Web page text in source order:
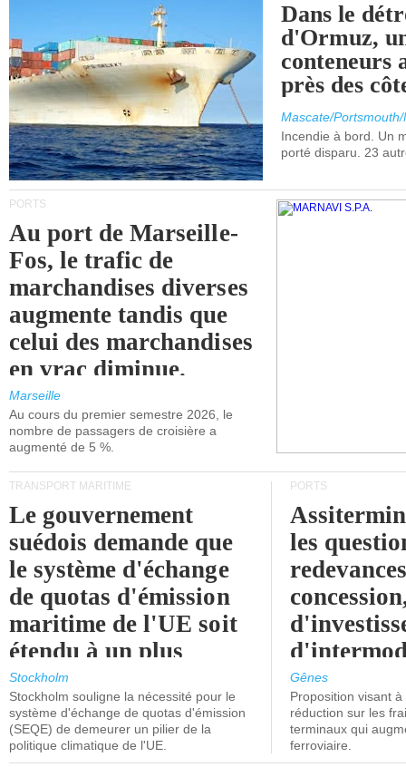
Dans le
d'Ormuz,
conteneurs
près des
Mascate/
Incendie à bord. Un
porté disparu. 23
PORTS
Au port de Marseille-
Fos, le trafic de
marchandises diverses
augmente tandis que
celui des marchandises
en vrac diminue.
Marseille
Au cours du premier semestre 2026, le
nombre de passagers de croisière a
augmenté de 5 %.
TRANSPORT MARITIME
Le gouvernement
suédois demande que
le système d'échange
de quotas d'émission
maritime de l'UE soit
étendu à un plus
grand nombre de
navires.
Stockholm
Stockholm souligne la nécessité pour le
système d'échange de quotas d'émission
(SEQE) de demeurer un pilier de la
politique climatique de l'UE.
PORTS
les
l'attention
politiciens.
Gênes
Proposition visant
réduction sur les
terminaux qui
ferroviaire.